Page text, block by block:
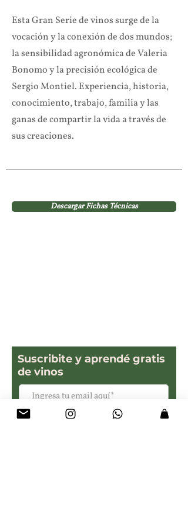
Esta Gran Serie de vinos surge de la
vocación y la conexión de dos mundos;
la sensibilidad agronómica de Valeria
Bonomo y la precisión ecológica de
Sergio Montiel. Experiencia, historia,
conocimiento, trabajo, familia y las
ganas de compartir la vida a través de
sus creaciones.
Descargar Fichas Técnicas
Suscribite y aprendé gratis
de vinos
Suscribirse ahora